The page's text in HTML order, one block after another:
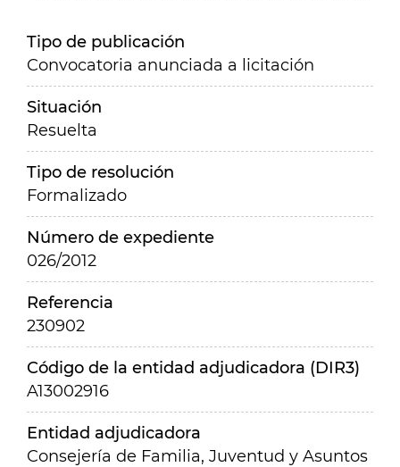
Tipo de publicación
Convocatoria anunciada a licitación
Situación
Resuelta
Tipo de resolución
Formalizado
Número de expediente
026/2012
Referencia
230902
Código de la entidad adjudicadora (DIR3)
A13002916
Entidad adjudicadora
Consejería de Familia, Juventud y Asuntos